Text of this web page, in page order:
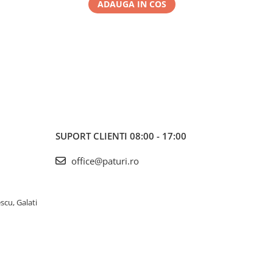
ADAUGA IN COS
Galati
SUPORT CLIENTI 08:00 - 17:00
office@paturi.ro